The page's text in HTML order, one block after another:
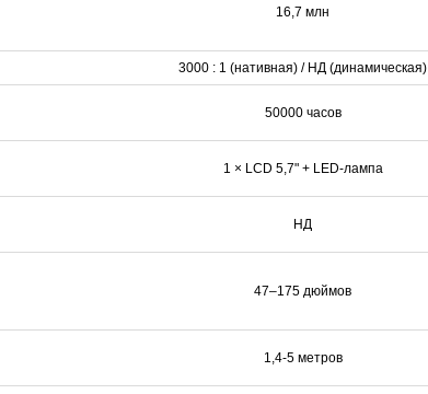
16,7 млн
3000 : 1 (нативная) / НД (динамическая)
50000 часов
1 × LCD 5,7" + LED-лампа
НД
47–175 дюймов
1,4-5 метров